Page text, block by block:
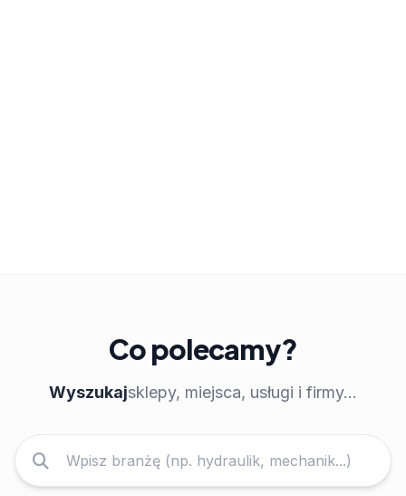
Co polecamy?
Wyszukajsklepy, miejsca, usługi i firmy...